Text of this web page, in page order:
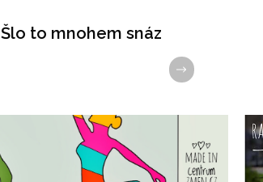
Šlo to mnohem snáz